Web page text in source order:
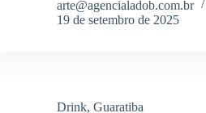
arte@agencialadob.com.br
19 de setembro de 2025
Drink, Guaratiba